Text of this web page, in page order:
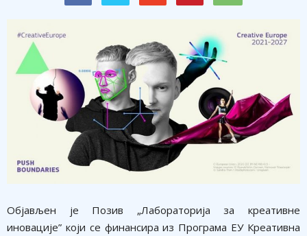
Објављен је Позив „Лабораторија за креативне
иновације” који се финансира из Програма ЕУ Креативна